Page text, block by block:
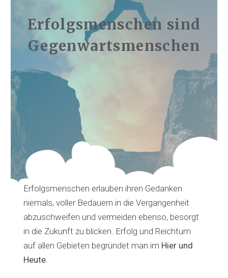
Erfolgsmenschen sind
Gegenwartsmenschen
Erfolgsmenschen erlauben ihren Gedanken
niemals, voller Bedauern in die Vergangenheit
abzuschweifen und vermeiden ebenso, besorgt
in die Zukunft zu blicken. Erfolg und Reichtum
auf allen Gebieten begründet man im Hier und
Heute.